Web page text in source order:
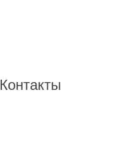
Контакты